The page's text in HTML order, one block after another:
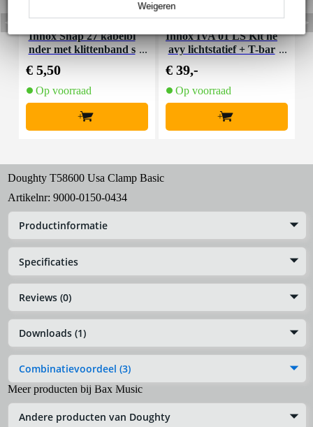
Weigeren
Innox Snap 27 kabelbi
nder met klittenband s
€ 5,50
Op voorraad
+
Innox IVA 01 LS Kit he
avy lichtstatief + T-bar
€ 39,-
Op voorraad
+
Doughty T58600 Usa Clamp Basic
Artikelnr: 9000-0150-0434
Productinformatie
Specificaties
Reviews (0)
Downloads (1)
Combinatievoordeel (3)
Meer producten bij Bax Music
Andere producten van Doughty